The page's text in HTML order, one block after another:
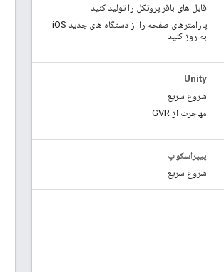
فایل های بافر پروتکل را تولید کنید
پارامترهای صفحه را از دستگاه های جدید i OS
به روز کنید
Unity
شروع سریع
مهاجرت از GVR
پیپراسکوپ
شروع سریع